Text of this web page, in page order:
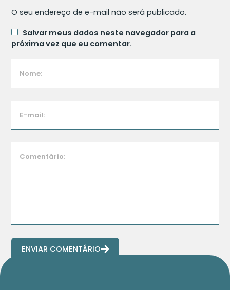
O seu endereço de e-mail não será publicado.
Salvar meus dados neste navegador para a
próxima vez que eu comentar.
ENVIAR COMENTÁRIO